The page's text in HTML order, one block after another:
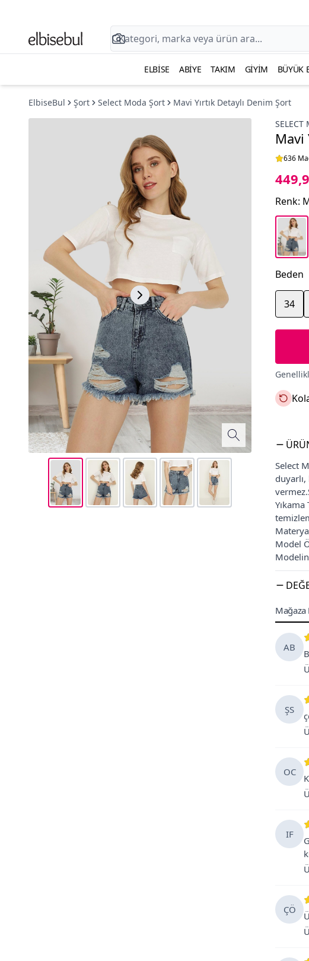
ELBISE ABIYE TAKIM GIYIM BÜYÜK
ElbiseBul Şort Select Moda Şort
Mavi Yırtık Detaylı Denim Şort
SELECT
Mavi
636
Renk:
Beden
34
Select
Model
AB
ŞS
OC
IF
ÇÖ